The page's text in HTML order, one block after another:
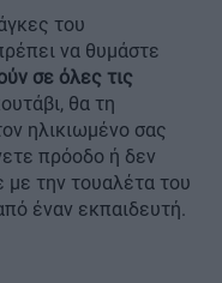
του
να θυμάστε
σε όλες τις
θα τη
ηλικιωμένο σας
πρόοδο ή δεν
με την τουαλέτα του
έναν εκπαιδευτή.